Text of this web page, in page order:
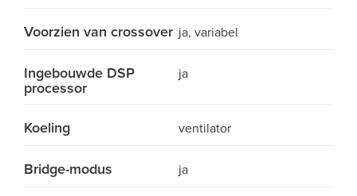
Voorzien van crossover ja, variabel
Ingebouwde DSP
processor
ja
Koeling ventilator
Bridge-modus ja